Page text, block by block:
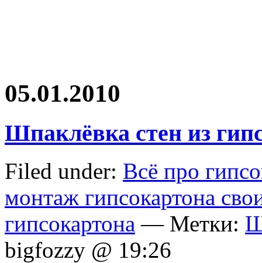
05.01.2010
Шпаклёвка стен из
Filed under: Всё про
монтаж гипсокартона
гипсокартона — Метки:
bigfozzy @ 19:26